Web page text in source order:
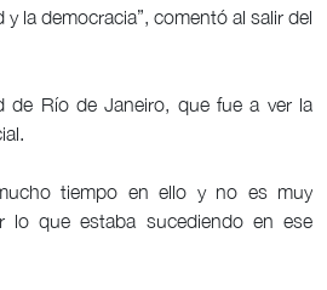
la democracia”, comentó al salir del
de Río de Janeiro, que fue a ver la
tiempo en ello y no es muy
lo que estaba sucediendo en ese